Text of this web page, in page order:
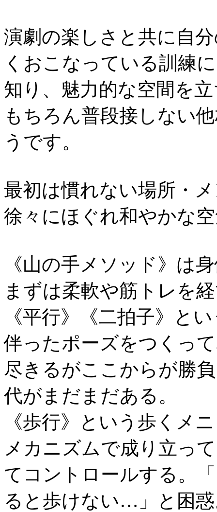
演劇の楽しさと共に自
くおこなっている訓練
知り、魅力的な空間を
もちろん普段接しない
うです。
最初は慣れない場所・
徐々にほぐれ和やかな
《山の手メソッド》は
まずは柔軟や筋トレを
《平行》《二拍子》と
伴ったポーズをつくっ
尽きるがここからが勝
代がまだまだある。
《歩行》という歩くメ
メカニズムで成り立っ
てコントロールする。
ると歩けない…」と困